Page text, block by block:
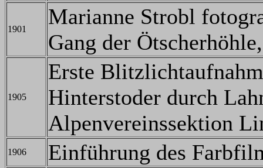
1901
Marianne Strobl
Gang der
1905
Erste
Hinterstoder durch
Alpenvereinssektion
1906 Einführung des